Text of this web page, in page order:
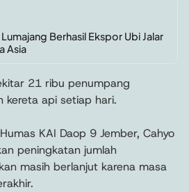
Berhasil Ekspor Ubi Jalar
Asia
21 ribu penumpang
kereta api setiap hari.
KAI Daop 9 Jember, Cahyo
peningkatan jumlah
masih berlanjut karena masa